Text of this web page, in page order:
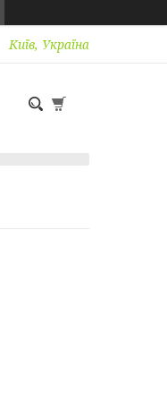
Київ, Україна